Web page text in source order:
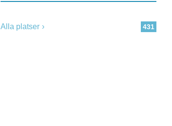
431
Alla platser